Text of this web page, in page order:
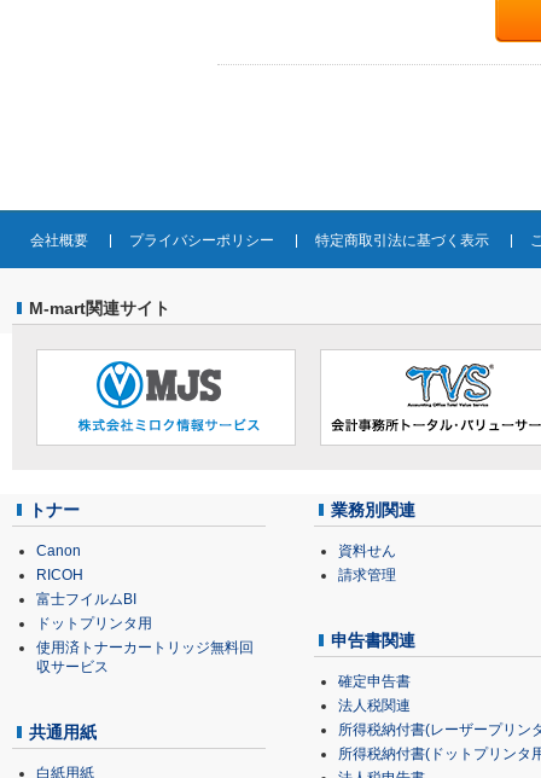
会社概要 プライバシーポリシー 特定商取引法に基づく表示
M-mart関連サイト
トナー
Canon
RICOH
富士フイルムBI
ドットプリンタ用
使用済トナーカートリッジ無料回
収サービス
共通用紙
白紙用紙
業務別関連
資料せん
請求管理
申告書関連
確定申告書
法人税関連
所得税納付書(レーザープリン
所得税納付書(ドットプリンタ